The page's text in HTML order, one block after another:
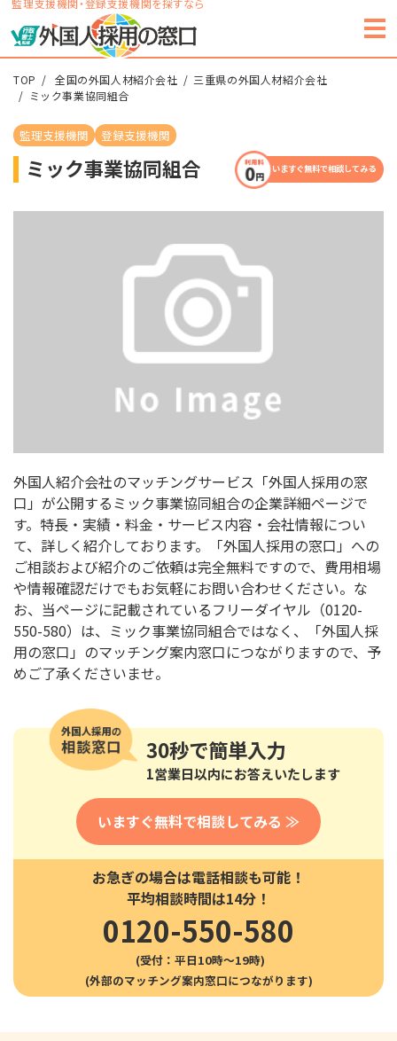
監理支援機関・登録支援機関を探すなら
TOP 全国の外国人材紹介会社
三重県の外国人材紹介会社
ミック事業協同組合
監理支援機関 登録支援機関
ミック事業協同組合 いますぐ無料で相談してみる
外国人紹介会社のマッチングサービス「外国人採用の窓
口」が公開するミック事業協同組合の企業詳細ページで
す。特長・実績・料金・サービス内容・会社情報につい
て、詳しく紹介しております。「外国人採用の窓口」への
ご相談および紹介のご依頼は完全無料ですので、費用相場
や情報確認だけでもお気軽にお問い合わせください。な
お、当ページに記載されているフリーダイヤル（0120-
550-580）は、ミック事業協同組合ではなく、「外国人採
用の窓口」のマッチング案内窓口につながりますので、予
めご了承くださいませ。
30秒で簡単入力
1営業日以内にお答えいたします
いますぐ無料で相談してみる ≫
お急ぎの場合は電話相談も可能！
平均相談時間は14分！
0120-550-580
(受付：平日10時〜19時)